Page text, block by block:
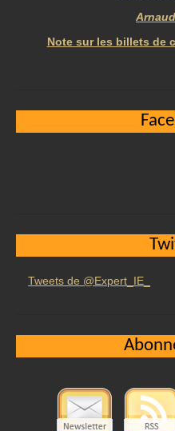
Note sur les billets de
Tweets de @Expert_IE_